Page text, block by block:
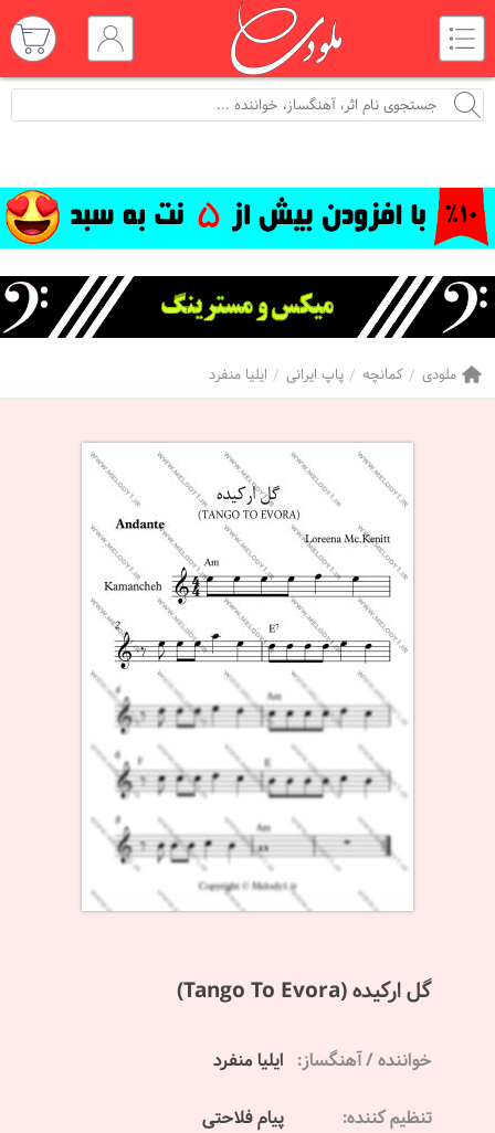
ملودی کمانچه پاپ ایرانی ایلیا منفرد
گل ارکیده (Tango To Evora)
خواننده / آهنگساز: ایلیا منفرد
تنظیم کننده: پیام فلاحتی